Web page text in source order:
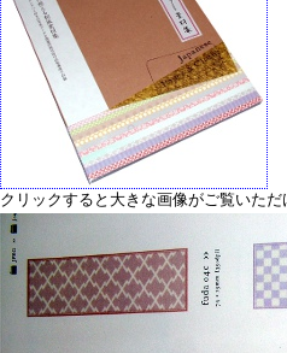
クリックすると大きな画像がご覧いただ